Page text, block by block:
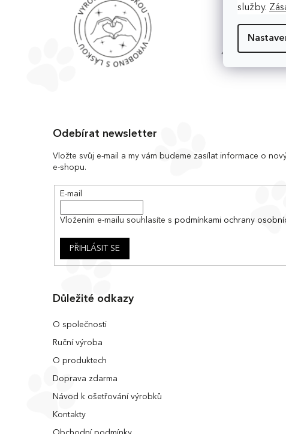
služby.
Odebírat newsletter
Vložte svůj e-mail a my vám budeme zasílat informace o
e-shopu.
E-mail
Vložením e-mailu souhlasíte s podmínkami ochrany
PŘIHLÁSIT SE
Důležité odkazy
O společnosti
Ruční výroba
O produktech
Doprava zdarma
Návod k ošetřování výrobků
Kontakty